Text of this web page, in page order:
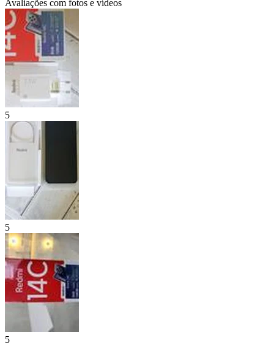
Avaliações com fotos e vídeos
5
5
5